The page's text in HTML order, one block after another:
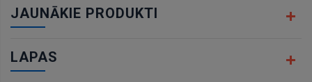
JAUNĀKIE PRODUKTI
LAPAS